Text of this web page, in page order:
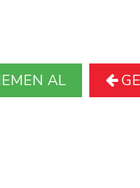
AL